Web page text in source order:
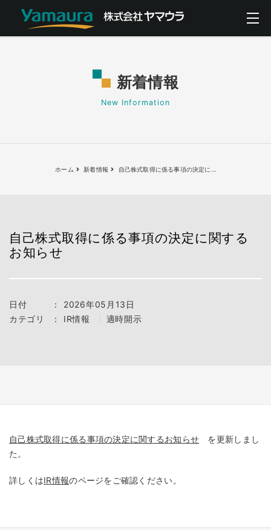
新着情報
New Information
ホーム 新着情報 自己株式取得に係る事項の決定に
自己株式取得に係る事項の決定に関する
お知らせ
日付 ：
2026年05月13日
カテゴリ
： IR情報 適時開示
自己株式取得に係る事項の決定に関するお知らせ を更新しまし
た。
詳しくはIR情報のページをご確認ください。